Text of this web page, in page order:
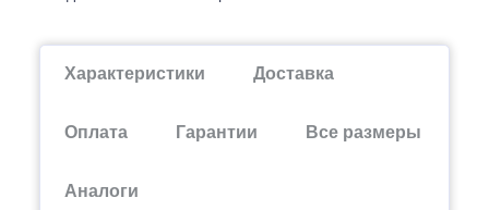
Характеристики Доставка
Оплата Гарантии Все размеры
Аналоги